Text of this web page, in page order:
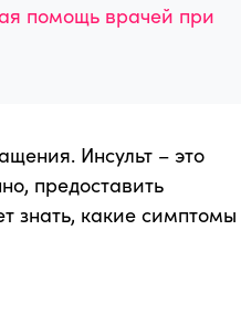
помощь врачей при
Инсульт – это
предоставить
знать, какие симптомы